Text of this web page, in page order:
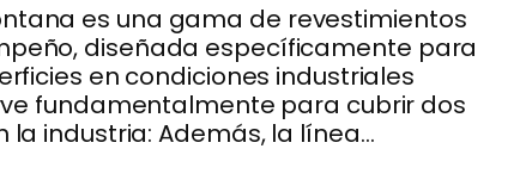
es una gama de revestimientos
diseñada específicamente para
en condiciones industriales
fundamentalmente para cubrir dos
industria: Además, la línea…